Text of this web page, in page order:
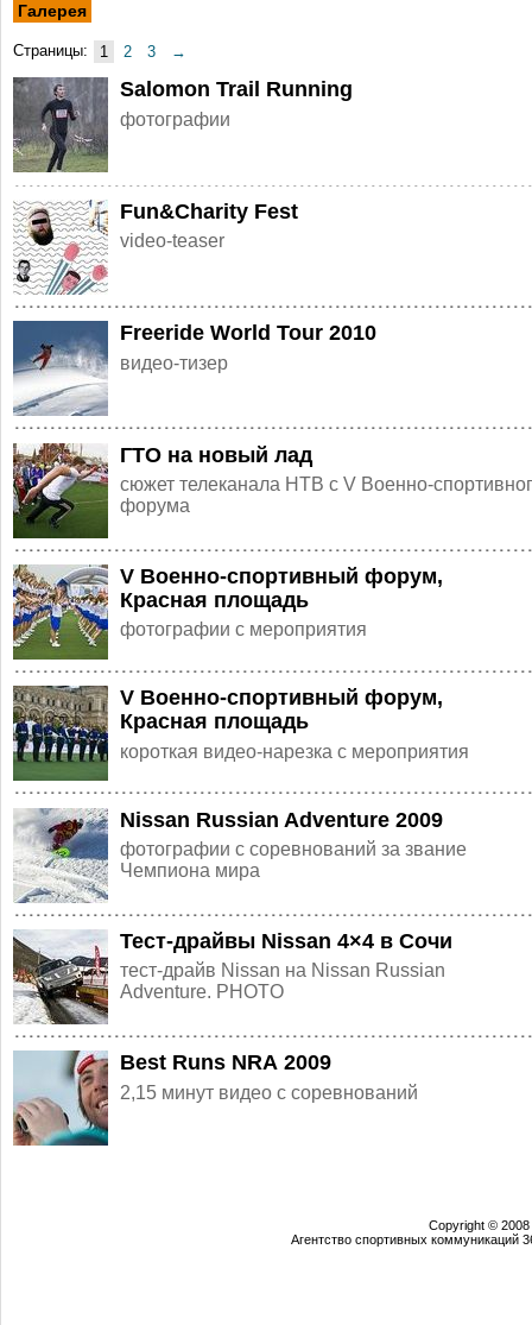
Галерея
Страницы: 1 2 3 →
Salomon Trail Running
фотографии
Fun&Charity Fest
video-teaser
Freeride World Tour 2010
видео-тизер
ГТО на новый лад
сюжет телеканала НТВ с V Военно-
форума
V Военно-спортивный форум,
Красная площадь
фотографии с мероприятия
V Военно-спортивный форум,
Красная площадь
короткая видео-нарезка с мероприятия
Nissan Russian Adventure 2009
фотографии с соревнований за звание
Чемпиона мира
Тест-драйвы Nissan 4×4 в Сочи
тест-драйв Nissan на Nissan Russian
Adventure. PHOTO
Best Runs NRA 2009
2,15 минут видео с соревнований
Copyright © 2008
Агентство спортивных коммуникаций